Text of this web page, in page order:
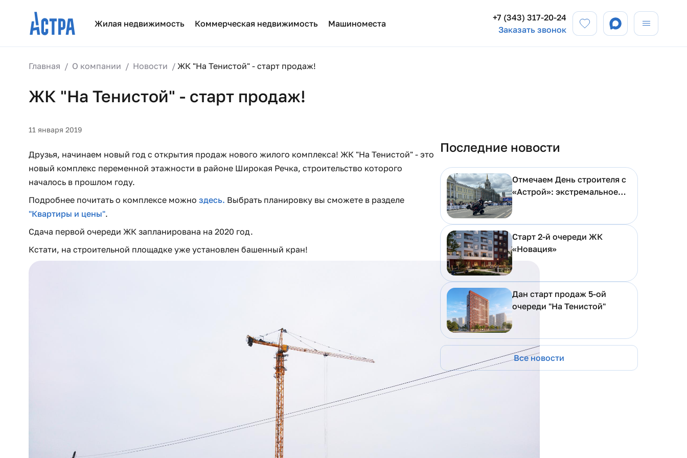
Жилая недвижимость Коммерческая недвижимость Машиноместа
Заказать звонок
+7 (343) 317-20-24
Главная О компании Новости ЖК "На Тенистой" - старт продаж!
ЖК "На Тенистой" - старт продаж!
11 января 2019
Друзья, начинаем новый год с открытия продаж нового жилого комплекса! ЖК "На Тенистой" - это
новый комплекс переменной этажности в районе Широкая Речка, строительство которого
началось в прошлом году.
Подробнее почитать о комплексе можно здесь. Выбрать планировку вы сможете в разделе
"Квартиры и цены".
Сдача первой очереди ЖК запланирована на 2020 год.
Кстати, на строительной площадке уже установлен башенный кран!
Последние новости
Отмечаем День строителя с
«Астрой»: экстремальное
Старт 2-й очереди ЖК
«Новация»
Дан старт продаж 5-ой
очереди "На Тенистой"
Все новости